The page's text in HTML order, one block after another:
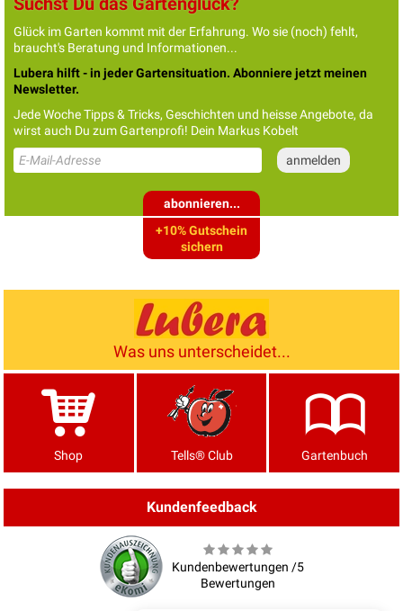
Glück im Garten kommt mit der Erfahrung. Wo sie (noch) fehlt,
braucht's Beratung und Informationen...
Lubera hilft - in jeder Gartensituation. Abonniere jetzt meinen
Newsletter.
Jede Woche Tipps & Tricks, Geschichten und heisse Angebote, da
wirst auch Du zum Gartenprofi! Dein Markus Kobelt
abonnieren...
+10% Gutschein
sichern
Was uns unterscheidet...
Shop Tells® Club Gartenbuch
Kundenfeedback
Kundenbewertungen /5
Bewertungen